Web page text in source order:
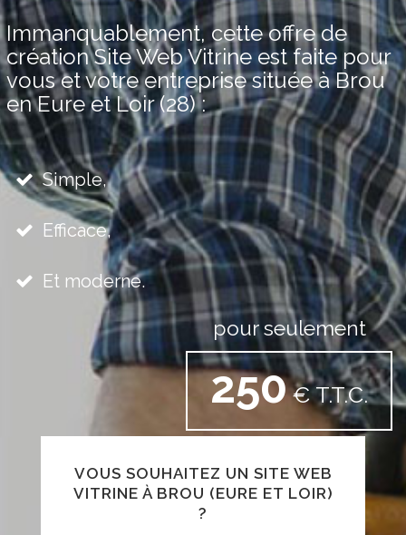
Immanquablement, cette offre de
création Site Web Vitrine est faite pour
vous et votre entreprise située à Brou
en Eure et Loir (28) :
Simple,
Efficace,
Et moderne.
pour seulement
250€ T.T.C.
VOUS SOUHAITEZ UN SITE WEB
VITRINE À BROU (EURE ET LOIR)
?